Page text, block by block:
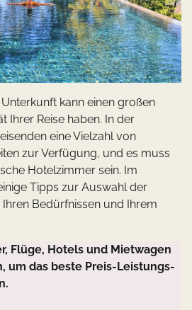
kann einen großen
Ihrer Reise haben. In der
eine Vielzahl von
zur Verfügung, und es muss
Hotelzimmer sein. Im
Tipps zur Auswahl der
Bedürfnissen und Ihrem
Flüge, Hotels und Mietwagen
um das beste Preis-Leistungs-